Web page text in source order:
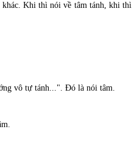
khác. Khi thì nói về tâm tánh, khi thì
vô tự tánh...". Ðó là nói tâm.